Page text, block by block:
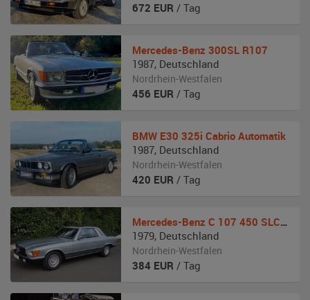
672 EUR / Tag
Mercedes-Benz 300SL R107
1987, Deutschland
Nordrhein-Westfalen
456 EUR / Tag
BMW E30 325i Cabrio Automatik
1987, Deutschland
Nordrhein-Westfalen
420 EUR / Tag
Mercedes-Benz C 107 450 SLC 5.0
1979, Deutschland
Nordrhein-Westfalen
384 EUR / Tag